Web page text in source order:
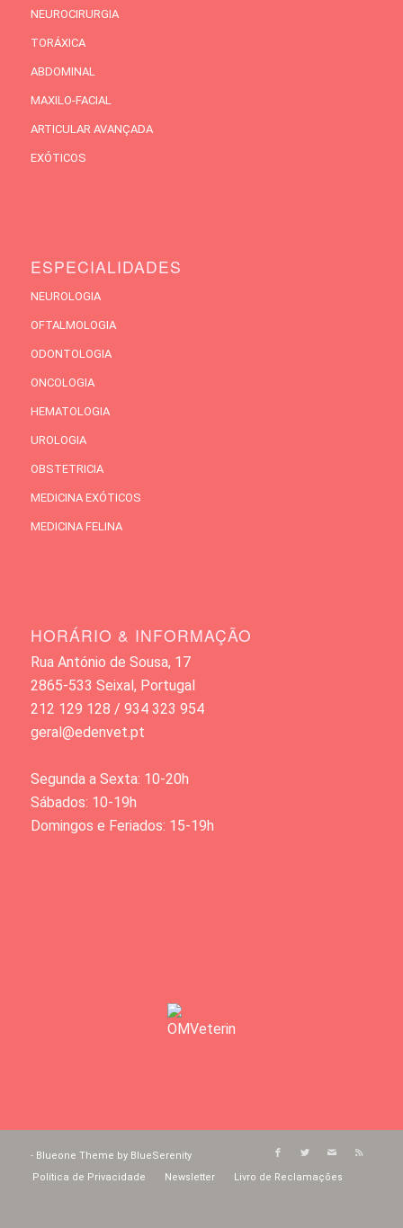
NEUROCIRURGIA
TORÁXICA
ABDOMINAL
MAXILO-FACIAL
ARTICULAR AVANÇADA
EXÓTICOS
ESPECIALIDADES
NEUROLOGIA
OFTALMOLOGIA
ODONTOLOGIA
ONCOLOGIA
HEMATOLOGIA
UROLOGIA
OBSTETRICIA
MEDICINA EXÓTICOS
MEDICINA FELINA
HORÁRIO & INFORMAÇÃO
Rua António de Sousa, 17
2865-533 Seixal, Portugal
212 129 128 / 934 323 954
geral@edenvet.pt
Segunda a Sexta: 10-20h
Sábados: 10-19h
Domingos e Feriados: 15-19h
- Blueone Theme by BlueSerenity
Política de Privacidade
Newsletter Livro de Reclamações